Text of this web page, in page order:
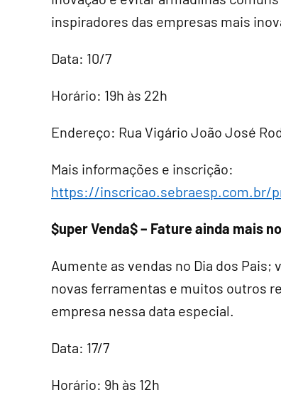
inspiradores das empresas mais
Data: 10/7
Horário: 19h às 22h
Endereço: Rua Vigário João José
Mais informações e inscrição:
https://inscricao.sebraesp.com.br/
$uper Venda$ – Fature ainda mais
Aumente as vendas no Dia dos
novas ferramentas e muitos outros
empresa nessa data especial.
Data: 17/7
Horário: 9h às 12h